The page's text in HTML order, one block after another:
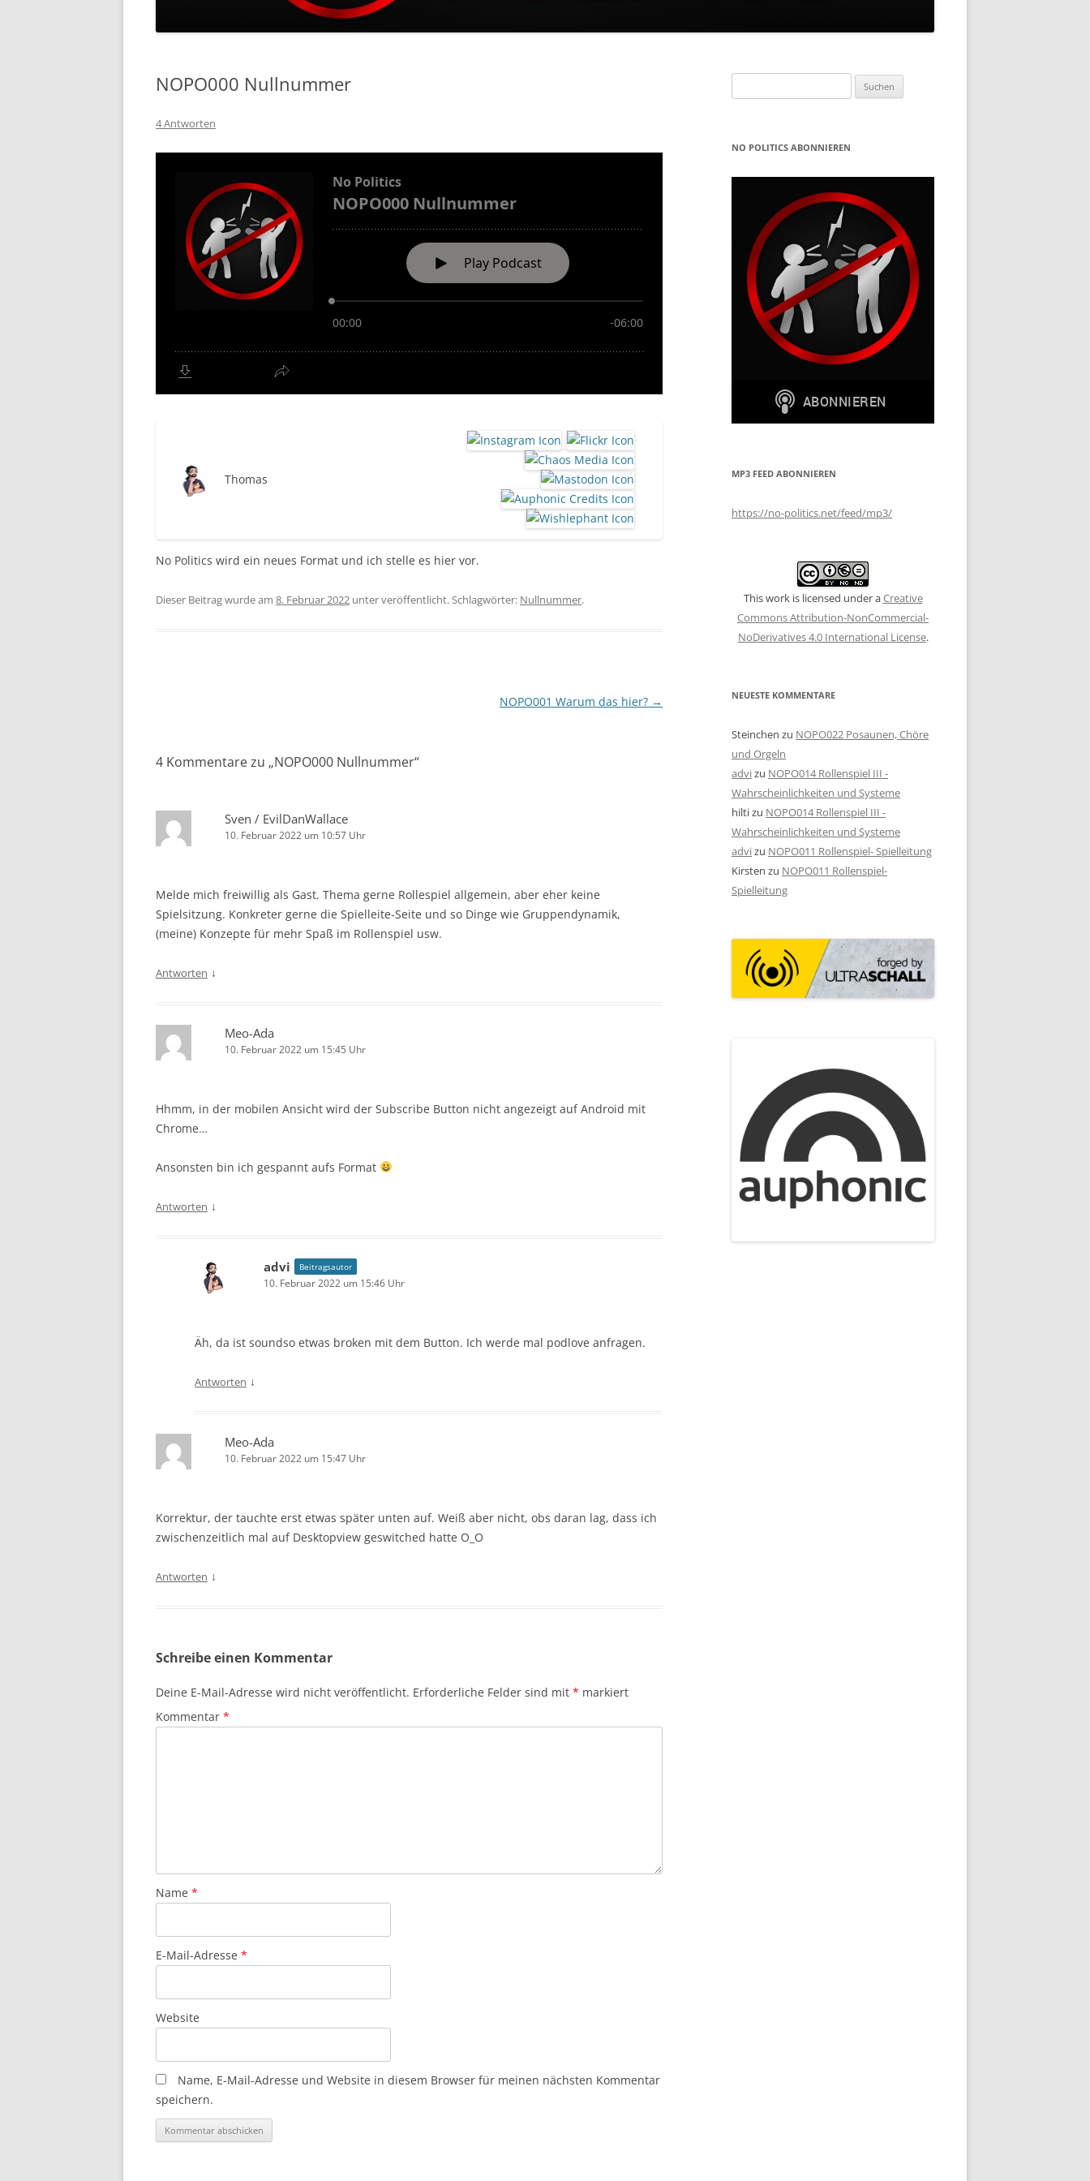
NOPO000 Nullnummer
4 Antworten
Thomas
No Politics wird ein neues Format und ich stelle es hier vor.
Dieser Beitrag wurde am 8. Februar 2022 unter veröffentlicht. Schlagwörter: Nullnummer.
NOPO001 Warum das hier? →
4 Kommentare zu „NOPO000 Nullnummer“
Sven / EvilDanWallace
10. Februar 2022 um 10:57 Uhr
Melde mich freiwillig als Gast. Thema gerne Rollespiel allgemein, aber eher keine
Spielsitzung. Konkreter gerne die Spielleite-Seite und so Dinge wie Gruppendynamik,
(meine) Konzepte für mehr Spaß im Rollenspiel usw.
Antworten ↓
Meo-Ada
10. Februar 2022 um 15:45 Uhr
Hhmm, in der mobilen Ansicht wird der Subscribe Button nicht angezeigt auf Android mit
Chrome…
Ansonsten bin ich gespannt aufs Format
Antworten ↓
advi Beitragsautor
10. Februar 2022 um 15:46 Uhr
Äh, da ist soundso etwas broken mit dem Button. Ich werde mal podlove anfragen.
Antworten ↓
Meo-Ada
10. Februar 2022 um 15:47 Uhr
Korrektur, der tauchte erst etwas später unten auf. Weiß aber nicht, obs daran lag, dass ich
zwischenzeitlich mal auf Desktopview geswitched hatte O_O
Antworten ↓
Schreibe einen Kommentar
Deine E-Mail-Adresse wird nicht veröffentlicht. Erforderliche Felder sind mit * markiert
Kommentar *
Name *
E-Mail-Adresse *
Website
Name, E-Mail-Adresse und Website in diesem Browser für meinen nächsten Kommentar
speichern.
nach:
NO POLITICS ABONNIEREN
MP3 FEED ABONNIEREN
https://no-politics.net/feed/mp3/
This work is licensed under aCreative
Commons Attribution-NonCommercial-
NoDerivatives 4.0 International License.
NEUESTE KOMMENTARE
Steinchen zu NOPO022 Posaunen, Chöre
und Orgeln
advizu NOPO014 Rollenspiel III -
Wahrscheinlichkeiten und Systeme
hiltizu NOPO014 Rollenspiel III -
Wahrscheinlichkeiten und Systeme
advizu NOPO011 Rollenspiel- Spielleitung
Kirsten zu NOPO011 Rollenspiel-
Spielleitung